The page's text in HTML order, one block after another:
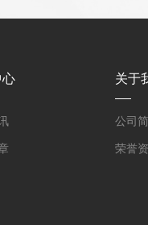
心 关于
公司
荣誉